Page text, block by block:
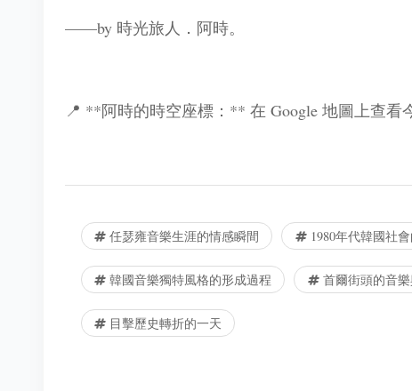
——by 時光旅人．阿時。
📍 **阿時的時空座標：** 在 Google 地圖上查看
任瑟雍音樂生涯的情感瞬間 1980年代韓國社
韓國音樂獨特風格的形成過程 首爾街頭的音
目擊歷史轉折的一天